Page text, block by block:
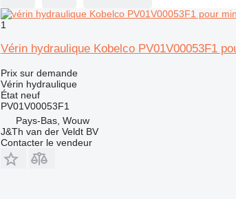
1
Vérin hydraulique Kobelco PV01V00053F1
Prix sur demande
Vérin hydraulique
Étatneuf
PV01V00053F1
Pays-Bas, Wouw
J&Th van der Veldt BV
Contacter le vendeur